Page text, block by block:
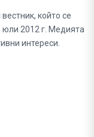
който се
юли 2012 г. Медията
интереси.